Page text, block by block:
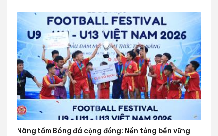
Nâng tầm Bóng đá cộng đồng: Nền tảng bền vững